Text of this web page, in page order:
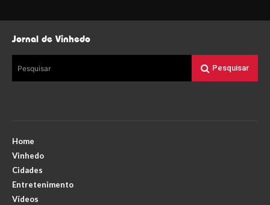
Jornal de Vinhedo
Pesquisar Pesquisar
Home
Vinhedo
Cidades
Entretenimento
Vídeos